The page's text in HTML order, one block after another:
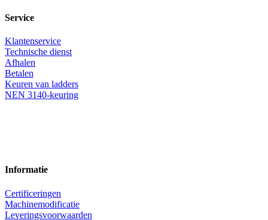
Service
Klantenservice
Technische dienst
Afhalen
Betalen
Keuren van ladders
NEN 3140-keuring
Informatie
Certificeringen
Machinemodificatie
Leveringsvoorwaarden